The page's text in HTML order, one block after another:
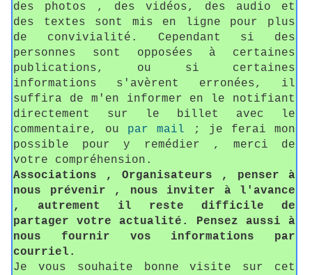
des photos , des vidéos, des audio et
des textes sont mis en ligne pour plus
de convivialité. Cependant si des
personnes sont opposées à certaines
publications, ou si certaines
informations s'avèrent erronées, il
suffira de m'en informer en le notifiant
directement sur le billet avec le
commentaire, ou par mail ; je ferai mon
possible pour y remédier , merci de
votre compréhension.
Associations , Organisateurs , penser à
nous prévenir , nous inviter à l'avance
, autrement il reste difficile de
partager votre actualité. Pensez aussi à
nous fournir vos informations par
courriel.
Je vous souhaite bonne visite sur cet